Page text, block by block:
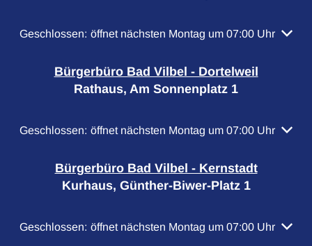
Klicken, um weitere Öffnungs- oder Schließzeiten
Geschlossen: öffnet nächsten Montag um 07:00 Uhr
Bürgerbüro Bad Vilbel - Dortelweil
Rathaus, Am Sonnenplatz 1
Klicken, um weitere Öffnungs- oder Schließzeiten
Geschlossen: öffnet nächsten Montag um 07:00 Uhr
Bürgerbüro Bad Vilbel - Kernstadt
Kurhaus, Günther-Biwer-Platz 1
Klicken, um weitere Öffnungs- oder Schließzeiten
Geschlossen: öffnet nächsten Montag um 07:00 Uhr